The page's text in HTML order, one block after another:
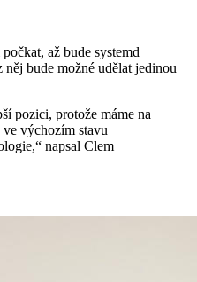
až bude systemd
něj bude možné udělat jedinou
pozici, protože máme na
výchozím stavu
napsal Clem